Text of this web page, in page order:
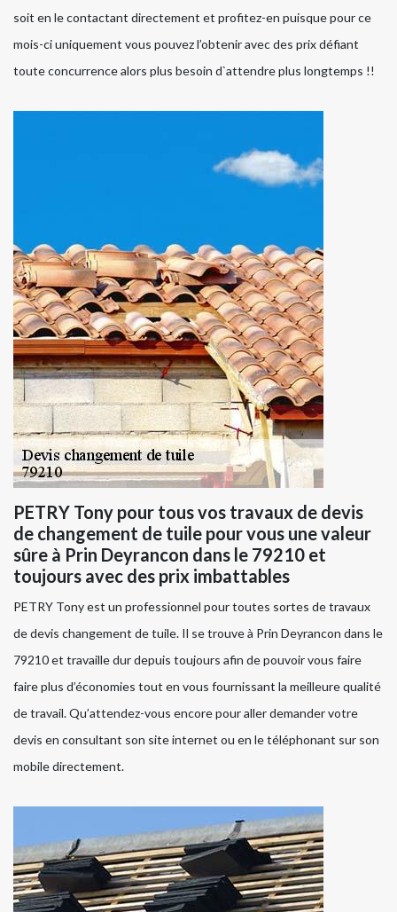
soit en le contactant directement et profitez-en puisque pour ce
mois-ci uniquement vous pouvez l’obtenir avec des prix défiant
toute concurrence alors plus besoin d`attendre plus longtemps !!
PETRY Tony pour tous vos travaux de devis
de changement de tuile pour vous une valeur
sûre à Prin Deyrancon dans le 79210 et
toujours avec des prix imbattables
PETRY Tony est un professionnel pour toutes sortes de travaux
de devis changement de tuile. Il se trouve à Prin Deyrancon dans le
79210 et travaille dur depuis toujours afin de pouvoir vous faire
faire plus d’économies tout en vous fournissant la meilleure qualité
de travail. Qu’attendez-vous encore pour aller demander votre
devis en consultant son site internet ou en le téléphonant sur son
mobile directement.